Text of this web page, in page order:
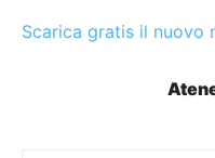
Scarica gratis il nuovo